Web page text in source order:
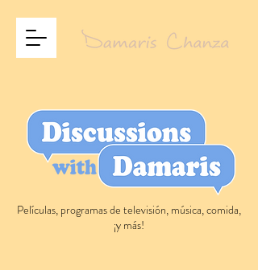
Películas, programas de televisión, música, comida,
¡y más!